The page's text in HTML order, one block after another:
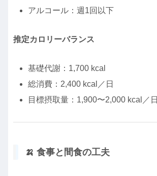
アルコール：週1回以下
推定カロリーバランス
基礎代謝：1,700 kcal
総消費：2,400 kcal／日
目標摂取量：1,900〜2,000 kcal／日
🍌 食事と間食の工夫